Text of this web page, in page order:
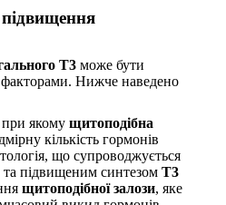
Т3 може бути
Нижче наведено
при якому щитоподібна
кількість гормонів
що супроводжується
та підвищеним синтезом Т3
щитоподібної залози, яке